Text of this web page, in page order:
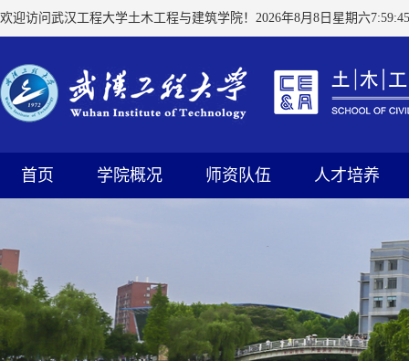
欢迎访问武汉工程大学土木工程与建筑学院！ 2026年8月8日星期六7:59:46
首页 学院概况 师资队伍 人才培养